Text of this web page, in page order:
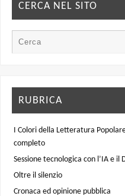
CERCA NEL SITO
RUBRICA
I Colori della Letteratura
completo
Sessione tecnologica con l’IA e il
Oltre il silenzio
Cronaca ed opinione pubblica